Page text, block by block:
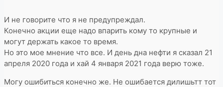
И не говорите что я не предупреждал.
Конечно акции еще надо впарить кому то крупные и
могут держать какое то время.
Но это мое мнение что все. И день дна нефти я сказал 21
апреля 2020 года и хай 4 января 2021 года верю тоже.
Могу ошибиться конечно же. Не ошибается дилишьтт тот